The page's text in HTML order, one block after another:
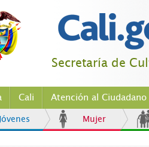
Secretaría de
Cali Atención al Ciudadano
Jóvenes Mujer